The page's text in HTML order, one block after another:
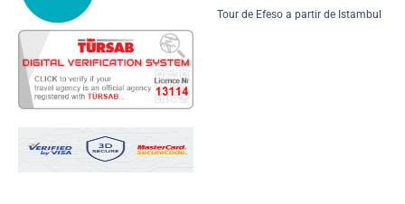
Tour de Efeso a partir de Istambul